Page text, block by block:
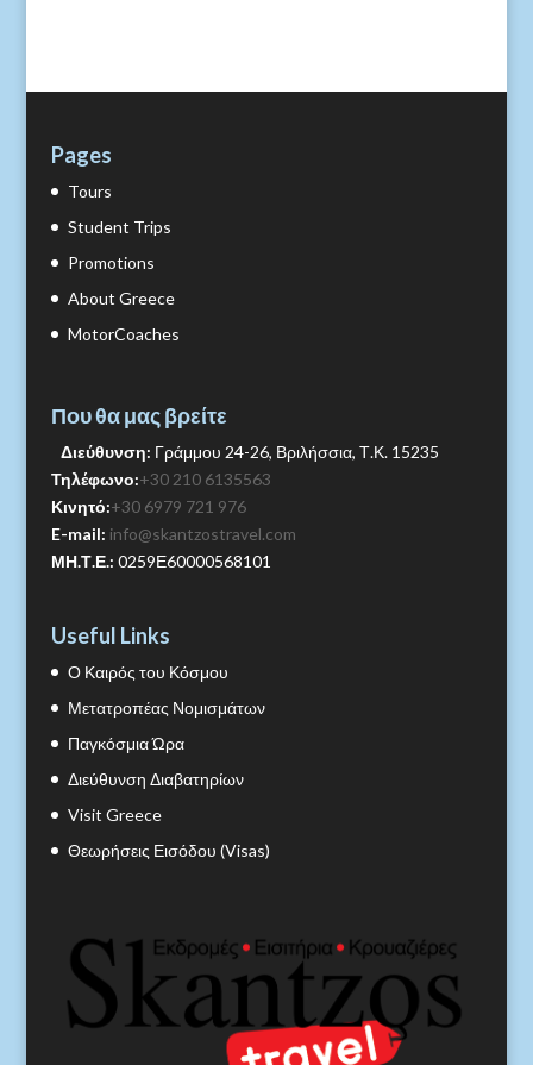
Pages
Tours
Student Trips
Promotions
About Greece
MotorCoaches
Που θα μας βρείτε
Διεύθυνση: Γράμμου 24-26, Βριλήσσια, Τ.Κ. 15235
Τηλέφωνο:+30 210 6135563
Κινητό:+30 6979 721 976
E-mail: info@skantzostravel.com
ΜΗ.Τ.Ε.: 0259Ε60000568101
Useful Links
Ο Καιρός του Κόσμου
Μετατροπέας Νομισμάτων
Παγκόσμια Ώρα
Διεύθυνση Διαβατηρίων
Visit Greece
Θεωρήσεις Εισόδου (Visas)